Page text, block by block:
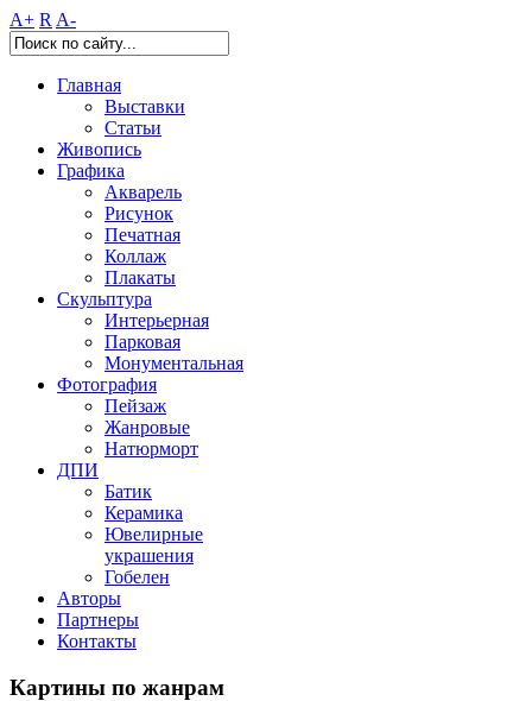
A+ R A-
Главная
Выставки
Статьи
Живопись
Графика
Акварель
Рисунок
Печатная
Коллаж
Плакаты
Скульптура
Интерьерная
Парковая
Монументальная
Фотография
Пейзаж
Жанровые
Натюрморт
ДПИ
Батик
Керамика
Ювелирные
украшения
Гобелен
Авторы
Партнеры
Контакты
Картины по жанрам